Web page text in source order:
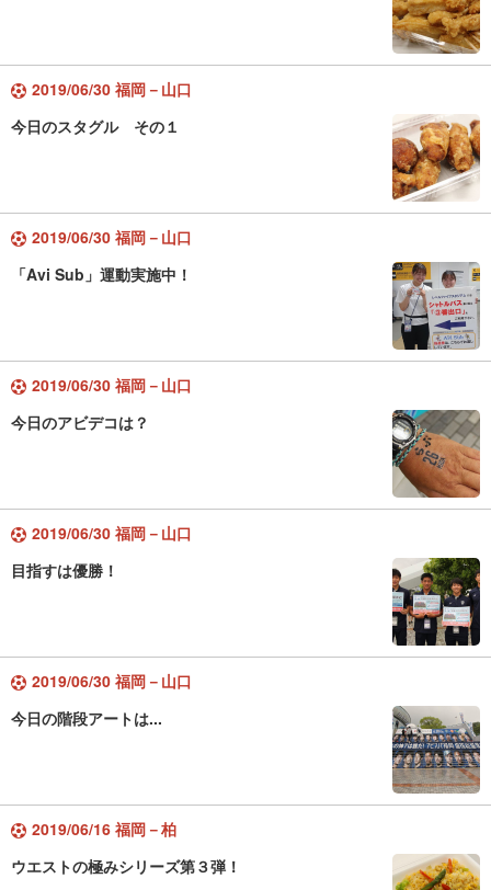
2019/06/30 福岡－山口
今日のスタグル その１
2019/06/30 福岡－山口
「Avi Sub」運動実施中！
2019/06/30 福岡－山口
今日のアビデコは？
2019/06/30 福岡－山口
目指すは優勝！
2019/06/30 福岡－山口
今日の階段アートは...
2019/06/16 福岡－柏
ウエストの極みシリーズ第３弾！